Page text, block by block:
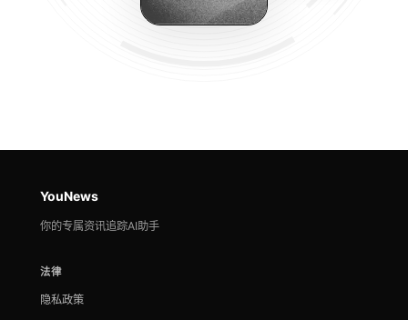
YouNews
你的专属资讯追踪AI助手
法律
隐私政策